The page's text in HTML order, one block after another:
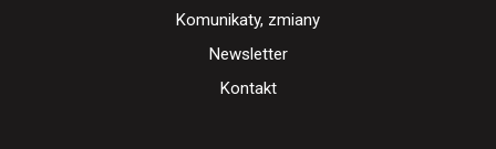
Komunikaty, zmiany
Newsletter
Kontakt